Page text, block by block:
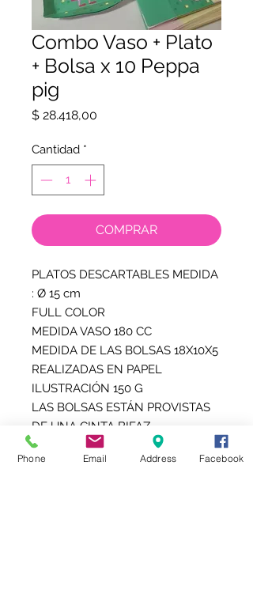
Combo Vaso + Plato
+ Bolsa x 10 Peppa
pig
$ 28.418,00
Cantidad *
COMPRAR
PLATOS DESCARTABLES MEDIDA
: Ø 15 cm
FULL COLOR
MEDIDA VASO 180 CC
MEDIDA DE LAS BOLSAS 18X10X5
REALIZADAS EN PAPEL
ILUSTRACIÓN 150 G
LAS BOLSAS ESTÁN PROVISTAS
DE UNA CINTA BIFAZ
AUTOADHESIVA PARA PEGAR EN
LA BASE
Phone Email Address Facebook